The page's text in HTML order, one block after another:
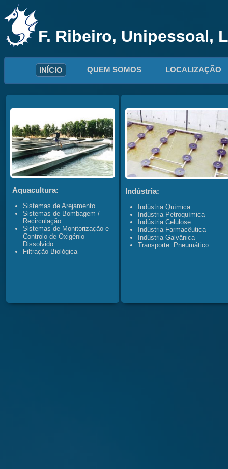
F. Ribeiro, Unipessoal,
INÍCIO QUEM SOMOS LOCALIZAÇÃO
Aquacultura:
Sistemas de Arejamento
Sistemas de Bombagem /
Recirculação
Sistemas de Monitorização e
Controlo de Oxigénio
Dissolvido
Filtração Biológica
Indústria:
Indústria Química
Indústria Petroquímica
Indústria Celulose
Indústria Farmacêutica
Indústria Galvânica
Transporte Pneumático